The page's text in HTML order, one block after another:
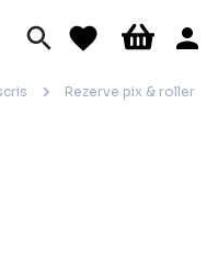
Rezerve pix & roller